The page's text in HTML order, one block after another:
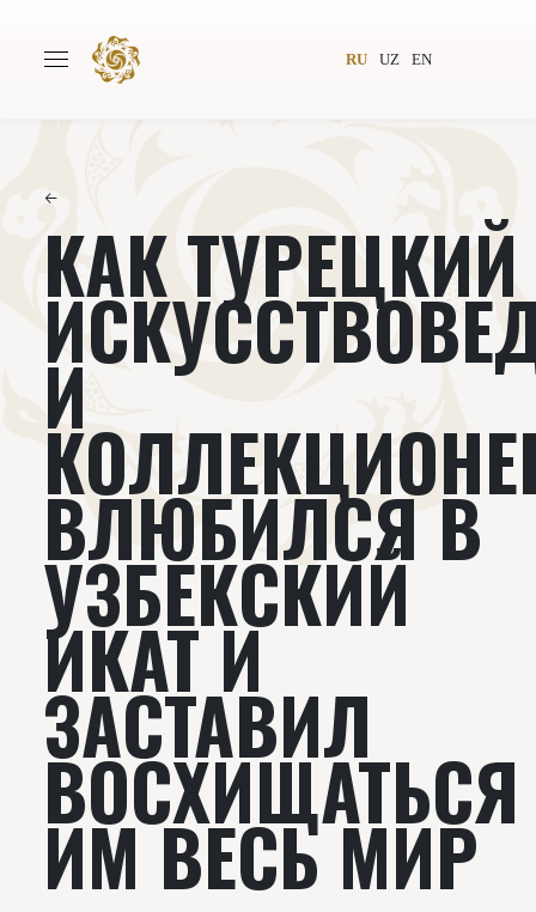
RU UZ EN
Авторы Всемирное общество
Издательство
Проекты
Книги
←
КАК ТУРЕЦКИЙ
И
ВЛЮБИЛСЯ В
УЗБЕКСКИЙ
ИКАТ И
ЗАСТАВИЛ
ВОСХИЩАТЬСЯ
ИМ ВЕСЬ МИР